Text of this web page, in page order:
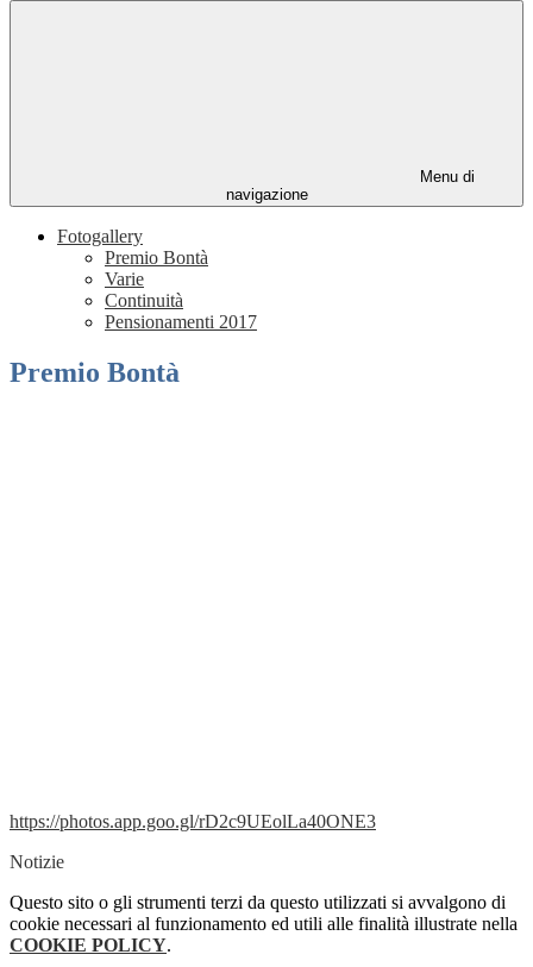
Menu di
navigazione
Fotogallery
Premio Bontà
Varie
Continuità
Pensionamenti 2017
Premio Bontà
https://photos.app.goo.gl/rD2c9UEolLa40ONE3
Notizie
Questo sito o gli strumenti terzi da questo utilizzati si avvalgono di
cookie necessari al funzionamento ed utili alle finalità illustrate nella
COOKIE POLICY.